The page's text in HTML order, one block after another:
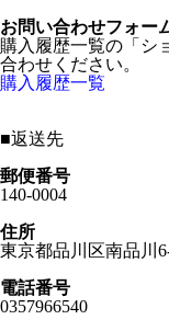
お問い合わせフォー
購入履歴一覧の「シ
合わせください。
購入履歴一覧
■返送先
郵便番号
140-0004
住所
東京都品川区南品川
電話番号
0357966540